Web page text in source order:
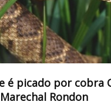
é picado por cobra
Rondon